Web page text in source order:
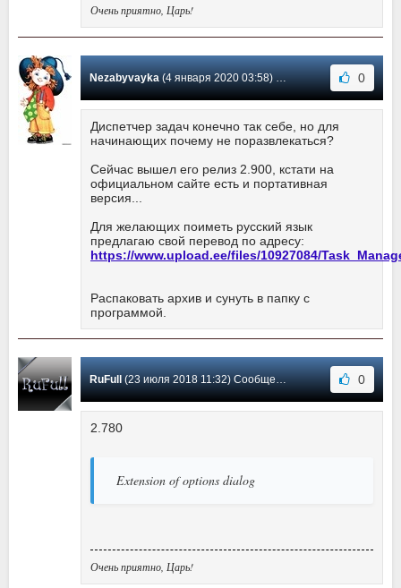
Очень приятно, Царь!
Nezabyvayka(4 января 2020 03:58) Сообщение #32 0
Диспетчер задач конечно так себе, но для
начинающих почему не поразвлекаться?
Сейчас вышел его релиз 2.900, кстати на
официальном сайте есть и портативная
версия...
Для желающих поиметь русский язык
предлагаю свой перевод по адресу:
https://www.upload.ee/files/10927084/
Распаковать архив и сунуть в папку с
программой.
RuFull(23 июля 2018 11:32) Сообщение #31 0
2.780
Extension of options dialog
Очень приятно, Царь!